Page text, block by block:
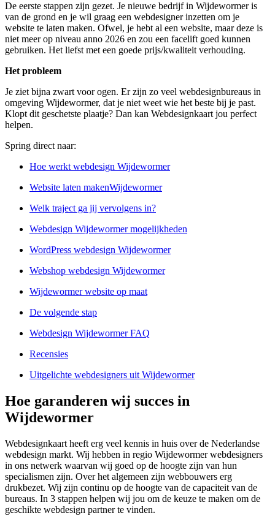
De eerste stappen zijn gezet. Je nieuwe bedrijf in Wijdewormer is
van de grond en je wil graag een webdesigner inzetten om je
website te laten maken. Ofwel, je hebt al een website, maar deze is
niet meer op niveau anno 2026 en zou een facelift goed kunnen
gebruiken. Het liefst met een goede prijs/kwaliteit verhouding.
Het probleem
Je ziet bijna zwart voor ogen. Er zijn zo veel webdesignbureaus in
omgeving Wijdewormer, dat je niet weet wie het beste bij je past.
Klopt dit geschetste plaatje? Dan kan Webdesignkaart jou perfect
helpen.
Spring direct naar:
Hoe werkt webdesign Wijdewormer
Website laten makenWijdewormer
Welk traject ga jij vervolgens in?
Webdesign Wijdewormer mogelijkheden
WordPress webdesign Wijdewormer
Webshop webdesign Wijdewormer
Wijdewormer website op maat
De volgende stap
Webdesign Wijdewormer FAQ
Recensies
Uitgelichte webdesigners uit Wijdewormer
Hoe garanderen wij succes in
Wijdewormer
Webdesignkaart heeft erg veel kennis in huis over de Nederlandse
webdesign markt. Wij hebben in regio Wijdewormerwebdesigners
in ons netwerk waarvan wij goed op de hoogte zijn van hun
specialismen zijn. Over het algemeen zijn webbouwers erg
drukbezet. Wij zijn continu op de hoogte van de capaciteit van de
bureaus. In 3 stappen helpen wij jou om de keuze te maken om de
geschikte webdesign partner te vinden.